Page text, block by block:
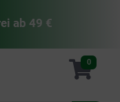
ab 49 €
0